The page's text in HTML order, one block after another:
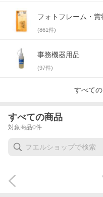
フォトフレーム・賞
(861件)
事務機器用品
(97件)
すべて
すべての商品
対象商品0件